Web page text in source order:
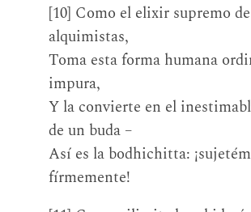
[10] Como el elixir supremo
alquimistas,
Toma esta forma humana
impura,
Y la convierte en el
de un buda –
Así es la bodhichitta:
fírmemente!